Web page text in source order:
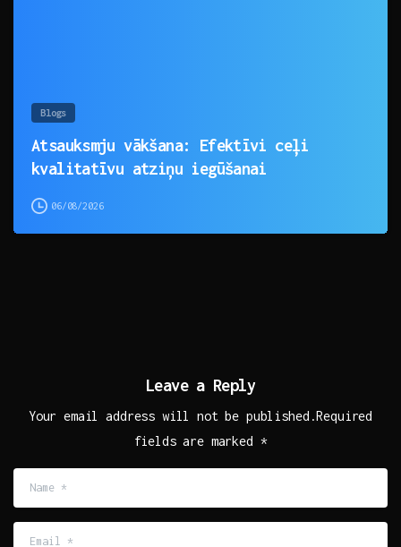
Blogs
Atsauksmju vākšana: Efektīvi ceļi
kvalitatīvu atziņu iegūšanai
06/08/2026
Leave a Reply
Your email address will not be published.Required
fields are marked *
*